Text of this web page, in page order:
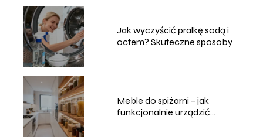
Jak wyczyścić pralkę sodą i
octem? Skuteczne sposoby
Meble do spiżarni – jak
funkcjonalnie urządzić